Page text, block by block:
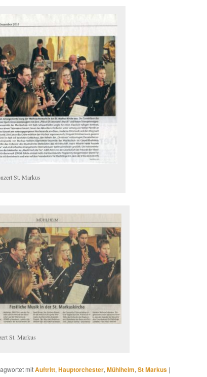
St. Markus
St. Markus
mitAuftritt, Hauptorchester, Mühlheim, St Markus |